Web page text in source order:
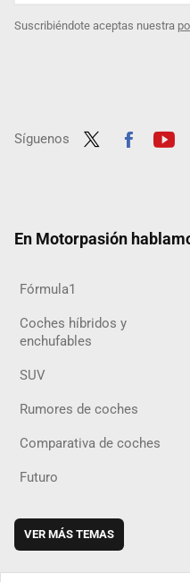
Suscribiéndote aceptas nuestra
Síguenos
En Motorpasión
Fórmula1
Coches híbridos y
enchufables
SUV
Rumores de coches
Comparativa de coches
Futuro
VER MÁS TEMAS